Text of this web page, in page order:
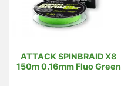
ATTACK SPINBRAID X8
150m 0.16mm Fluo Green